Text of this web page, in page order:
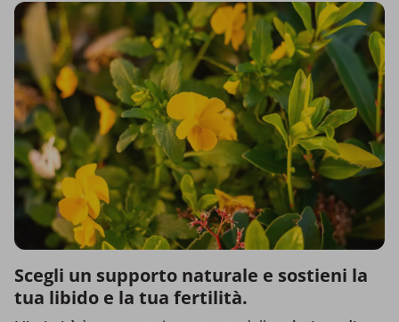
Scegli un supporto naturale e sostieni la
tua libido e la tua fertilità.